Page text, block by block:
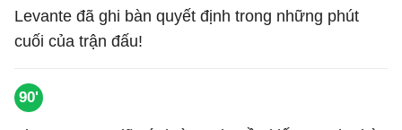
Levante đã ghi bàn quyết định trong những phút
cuối của trận đấu!
90'